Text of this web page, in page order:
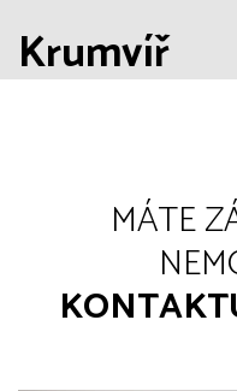
Krumvíř
MÁTE